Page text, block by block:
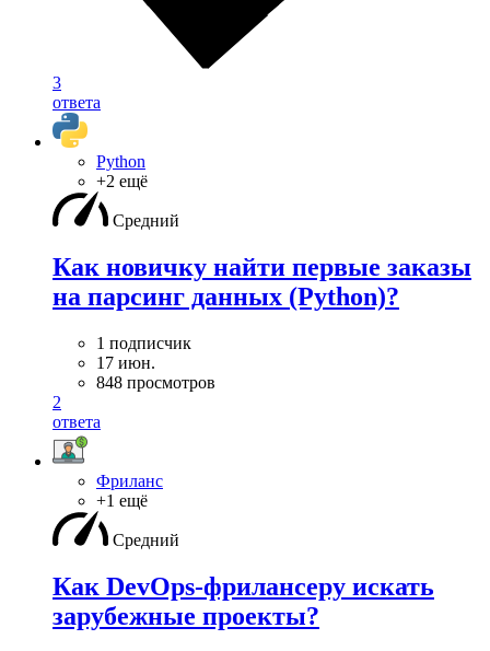
3
ответа
Python
+2 ещё
Средний
Как новичку найти первые заказы
на парсинг данных (Python)?
1 подписчик
17 июн.
848 просмотров
2
ответа
Фриланс
+1 ещё
Средний
Как DevOps-фрилансеру искать
зарубежные проекты?